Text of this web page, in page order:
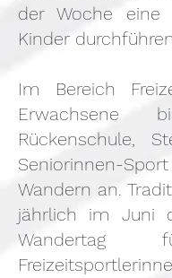
der Woche
Kinder
Im Bereich
Erwachsene
Rückenschule,
Seniorinnen-
Wandern an.
jährlich im Juni